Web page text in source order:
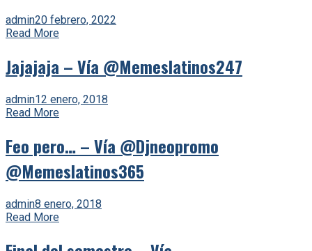
admin20 febrero, 2022
Read More
Jajajaja – Vía @Memeslatinos247
admin12 enero, 2018
Read More
Feo pero… – Vía @Djneopromo
@Memeslatinos365
admin8 enero, 2018
Read More